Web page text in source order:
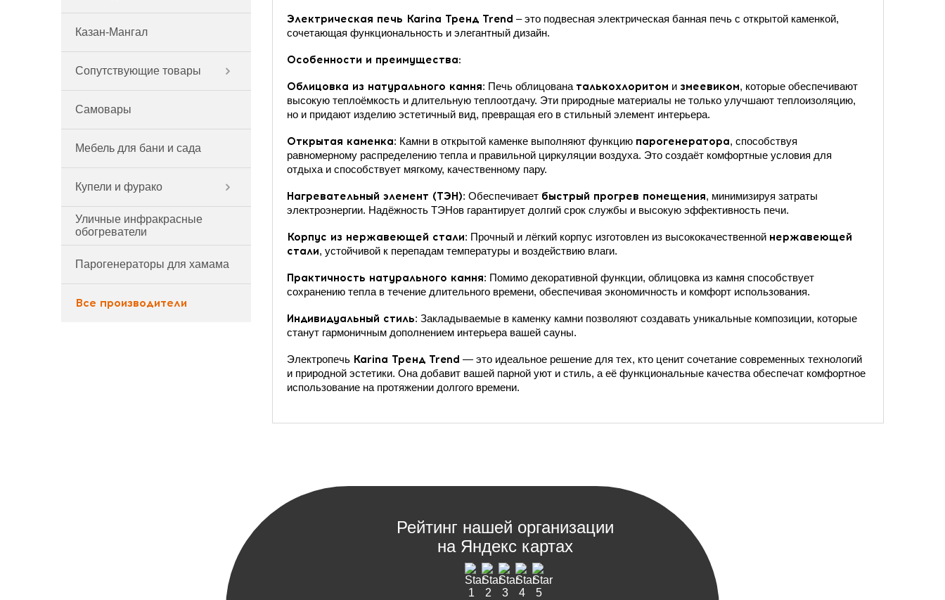
Казан-Мангал
Сопутствующие товары
Самовары
Мебель для бани и сада
Купели и фурако
Уличные инфракрасные
обогреватели
Парогенераторы для хамама
Все производители
Электрическая печь Karina Тренд Trend – это подвесная электрическая банная печь с открытой каменкой,
сочетающая функциональность и элегантный дизайн.
Особенности и преимущества:
Облицовка из натурального камня: Печь облицована талькохлоритом и змеевиком, которые обеспечивают
высокую теплоёмкость и длительную теплоотдачу. Эти природные материалы не только улучшают теплоизоляцию,
но и придают изделию эстетичный вид, превращая его в стильный элемент интерьера.
Открытая каменка: Камни в открытой каменке выполняют функцию парогенератора, способствуя
равномерному распределению тепла и правильной циркуляции воздуха. Это создаёт комфортные условия для
отдыха и способствует мягкому, качественному пару.
Нагревательный элемент (ТЭН): Обеспечивает быстрый прогрев помещения, минимизируя затраты
электроэнергии. Надёжность ТЭНов гарантирует долгий срок службы и высокую эффективность печи.
Корпус из нержавеющей стали: Прочный и лёгкий корпус изготовлен из высококачественной нержавеющей
стали, устойчивой к перепадам температуры и воздействию влаги.
Практичность натурального камня: Помимо декоративной функции, облицовка из камня способствует
сохранению тепла в течение длительного времени, обеспечивая экономичность и комфорт использования.
Индивидуальный стиль: Закладываемые в каменку камни позволяют создавать уникальные композиции, которые
станут гармоничным дополнением интерьера вашей сауны.
Электропечь Karina Тренд Trend — это идеальное решение для тех, кто ценит сочетание современных технологий
и природной эстетики. Она добавит вашей парной уют и стиль, а её функциональные качества обеспечат комфортное
использование на протяжении долгого времени.
Рейтинг нашей организации
на Яндекс картах